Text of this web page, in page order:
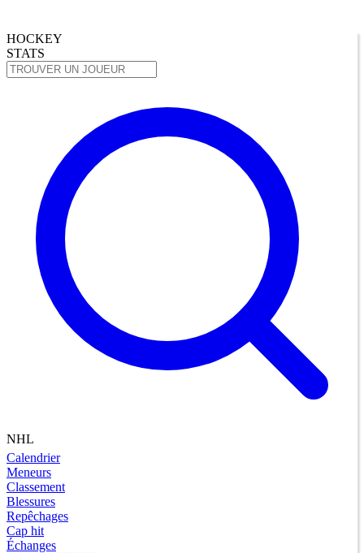
HOCKEY
STATS
NHL
Calendrier
Meneurs
Classement
Blessures
Repêchages
Cap hit
Échanges